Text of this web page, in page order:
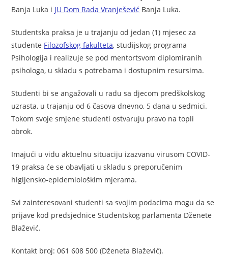
Banja Luka i JU Dom Rada Vranješević Banja Luka.
Studentska praksa je u trajanju od jedan (1) mjesec za
studente Filozofskog fakulteta, studijskog programa
Psihologija i realizuje se pod mentortsvom diplomiranih
psihologa, u skladu s potrebama i dostupnim resursima.
Studenti bi se angažovali u radu sa djecom predškolskog
uzrasta, u trajanju od 6 časova dnevno, 5 dana u sedmici.
Tokom svoje smjene studenti ostvaruju pravo na topli
obrok.
Imajući u vidu aktuelnu situaciju izazvanu virusom COVID-
19 praksa će se obavljati u skladu s preporučenim
higijensko-epidemiološkim mjerama.
Svi zainteresovani studenti sa svojim podacima mogu da se
prijave kod predsjednice Studentskog parlamenta Dženete
Blažević.
Kontakt broj: 061 608 500 (Dženeta Blažević).